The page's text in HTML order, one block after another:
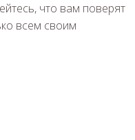
что вам поверят
всем своим